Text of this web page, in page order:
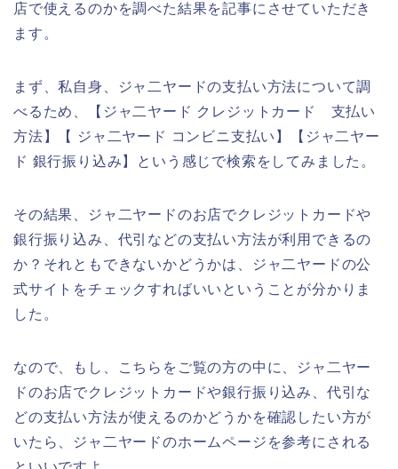
店で使えるのかを調べた結果を記事にさせていただき
ます。
まず、私自身、ジャ二ヤードの支払い方法について調
べるため、【ジャ二ヤード クレジットカード 支払い
方法】【 ジャ二ヤード コンビニ支払い】【ジャ二ヤー
ド 銀行振り込み】という感じで検索をしてみました。
その結果、ジャ二ヤードのお店でクレジットカードや
銀行振り込み、代引などの支払い方法が利用できるの
か？それともできないかどうかは、ジャ二ヤードの公
式サイトをチェックすればいいということが分かりま
した。
なので、もし、こちらをご覧の方の中に、ジャ二ヤー
ドのお店でクレジットカードや銀行振り込み、代引な
どの支払い方法が使えるのかどうかを確認したい方が
いたら、ジャ二ヤードのホームページを参考にされる